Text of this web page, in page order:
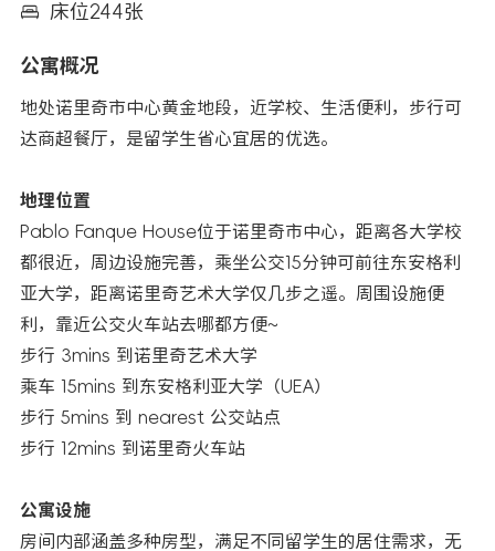
床位244张
公寓概况
地处诺里奇市中心黄金地段，近学校、生活便利，步行可
达商超餐厅，是留学生省心宜居的优选。
地理位置
Pablo Fanque House位于诺里奇市中心，距离各大学校
都很近，周边设施完善，乘坐公交15分钟可前往东安格利
亚大学，距离诺里奇艺术大学仅几步之遥。周围设施便
利，靠近公交火车站去哪都方便~
步行 3mins 到诺里奇艺术大学
乘车 15mins 到东安格利亚大学（UEA）
步行 5mins 到 nearest 公交站点
步行 12mins 到诺里奇火车站
公寓设施
房间内部涵盖多种房型，满足不同留学生的居住需求，无